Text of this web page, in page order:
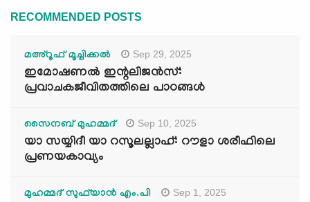
RECOMMENDED POSTS
മഅ്റൂഫ് മൂച്ചിക്കല്‍ Sep 29, 2025
ഇമോഷണൽ ഇന്റലിജൻസ്:
പ്രവാചകജീവിതത്തിലെ പാഠങ്ങൾ
സൈനബ് മുഹമ്മദ് Sep 10, 2025
യാ സയ്യിദീ യാ റസൂലല്ലാഹ്: റൗളാ ശരീഫിലെ
പ്രണയകാവ്യം
മുഹമ്മദ് സുഫ്‌യാൻ എം.പി Sep 1, 2025